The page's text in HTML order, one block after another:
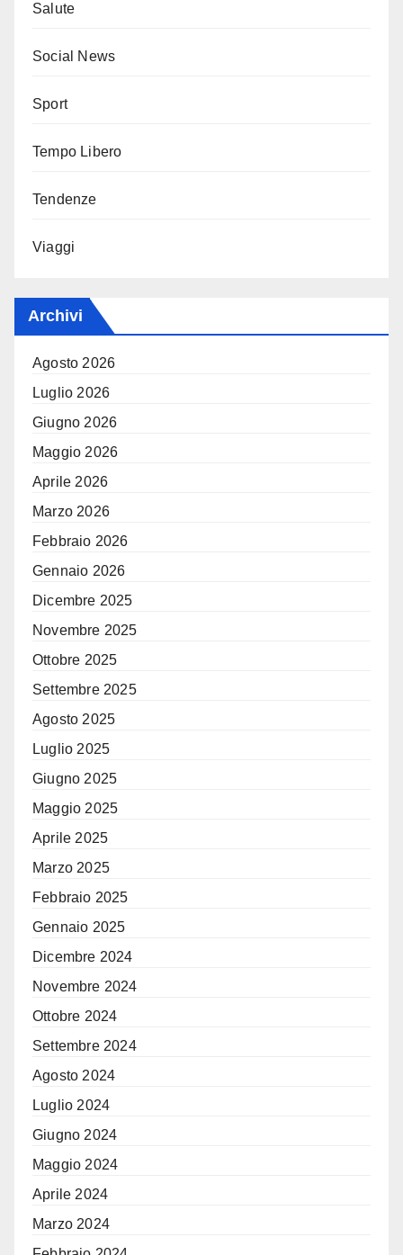
Salute
Social News
Sport
Tempo Libero
Tendenze
Viaggi
Archivi
Agosto 2026
Luglio 2026
Giugno 2026
Maggio 2026
Aprile 2026
Marzo 2026
Febbraio 2026
Gennaio 2026
Dicembre 2025
Novembre 2025
Ottobre 2025
Settembre 2025
Agosto 2025
Luglio 2025
Giugno 2025
Maggio 2025
Aprile 2025
Marzo 2025
Febbraio 2025
Gennaio 2025
Dicembre 2024
Novembre 2024
Ottobre 2024
Settembre 2024
Agosto 2024
Luglio 2024
Giugno 2024
Maggio 2024
Aprile 2024
Marzo 2024